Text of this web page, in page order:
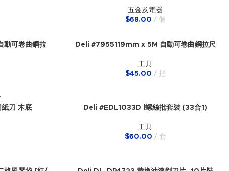
五金及電器
$68.00 個
可卷曲鋼拉
Deli #7955119mm x 5M 自動可卷曲鋼拉尺
工具
$45.00 把
刀 木底 Deli #EDL1033D l螺絲批套裝 (33合1)
工具
$60.00 套